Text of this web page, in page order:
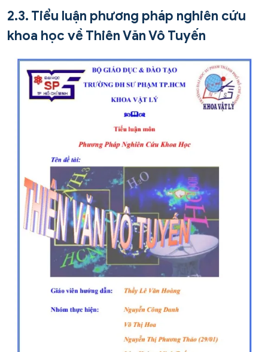
2.3. Tiểu luận phương pháp nghiên cứu
khoa học về Thiên Văn Vô Tuyến